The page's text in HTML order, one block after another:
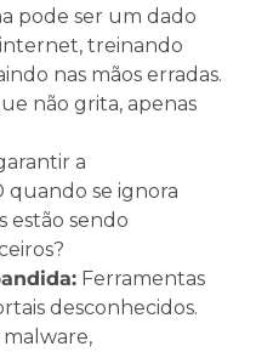
pode ser um dado
treinando
nas mãos erradas.
não grita, apenas
a
quando se ignora
estão sendo
Ferramentas
desconhecidos.